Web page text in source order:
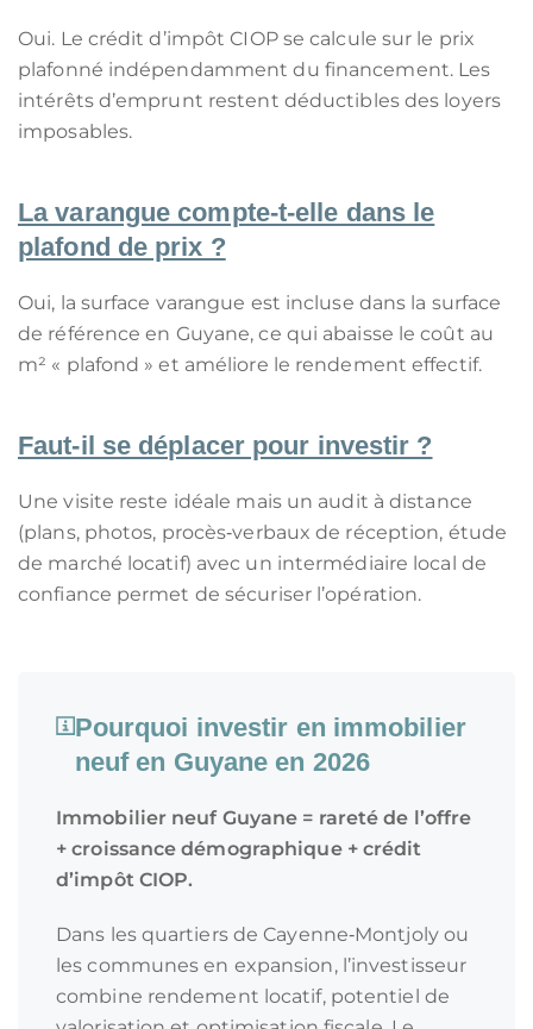
Oui. Le crédit d’impôt CIOP se calcule sur le prix
plafonné indépendamment du financement. Les
intérêts d’emprunt restent déductibles des loyers
imposables.
La varangue compte‑t‑elle dans le
plafond de prix ?
Oui, la surface varangue est incluse dans la surface
de référence en Guyane, ce qui abaisse le coût au
m² « plafond » et améliore le rendement effectif.
Faut‑il se déplacer pour investir ?
Une visite reste idéale mais un audit à distance
(plans, photos, procès‑verbaux de réception, étude
de marché locatif) avec un intermédiaire local de
confiance permet de sécuriser l’opération.
Pourquoi investir en immobilier
neuf en Guyane en 2026
Immobilier neuf Guyane = rareté de l’offre
+ croissance démographique + crédit
d’impôt CIOP.
Dans les quartiers de Cayenne‑Montjoly ou
les communes en expansion, l’investisseur
combine rendement locatif, potentiel de